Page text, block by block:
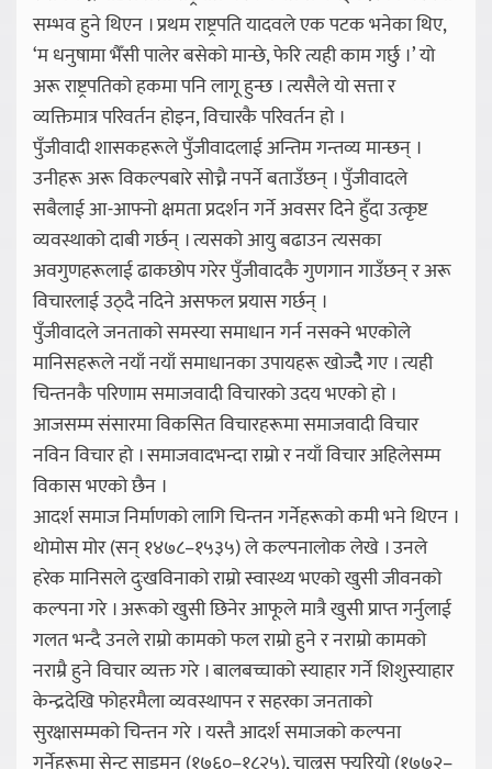
सम्भव हुने थिएन । प्रथम राष्ट्रपति यादवले एक पटक भनेका थिए,
‘म धनुषामा भैँसी पालेर बसेको मान्छे, फेरि त्यही काम गर्छु ।’ यो
अरू राष्ट्रपतिको हकमा पनि लागू हुन्छ । त्यसैले यो सत्ता र
व्यक्तिमात्र परिवर्तन होइन, विचारकै परिवर्तन हो ।
पुँजीवादी शासकहरूले पुँजीवादलाई अन्तिम गन्तव्य मान्छन् ।
उनीहरू अरू विकल्पबारे सोच्नै नपर्ने बताउँछन् । पुँजीवादले
सबैलाई आ-आफ्नो क्षमता प्रदर्शन गर्ने अवसर दिने हुँदा उत्कृष्ट
व्यवस्थाको दाबी गर्छन् । त्यसको आयु बढाउन त्यसका
अवगुणहरूलाई ढाकछोप गरेर पुँजीवादकै गुणगान गाउँछन् र अरू
विचारलाई उठ्दै नदिने असफल प्रयास गर्छन् ।
पुँजीवादले जनताको समस्या समाधान गर्न नसक्ने भएकोले
मानिसहरूले नयाँ नयाँ समाधानका उपायहरू खोज्दैै गए । त्यही
चिन्तनकै परिणाम समाजवादी विचारको उदय भएको हो ।
आजसम्म संसारमा विकसित विचारहरूमा समाजवादी विचार
नविन विचार हो । समाजवादभन्दा राम्रो र नयाँ विचार अहिलेसम्म
विकास भएको छैन ।
आदर्श समाज निर्माणको लागि चिन्तन गर्नेहरूको कमी भने थिएन ।
थोमोस मोर (सन् १४७८–१५३५) ले कल्पनालोक लेखे । उनले
हरेक मानिसले दुःखविनाको राम्रो स्वास्थ्य भएको खुसी जीवनको
कल्पना गरे । अरूको खुसी छिनेर आफूले मात्रै खुसी प्राप्त गर्नुलाई
गलत भन्दै उनले राम्रो कामको फल राम्रो हुने र नराम्रो कामको
नराम्रै हुने विचार व्यक्त गरे । बालबच्चाको स्याहार गर्ने शिशुस्याहार
केन्द्रदेखि फोहरमैला व्यवस्थापन र सहरका जनताको
सुरक्षासम्मको चिन्तन गरे । यस्तै आदर्श समाजको कल्पना